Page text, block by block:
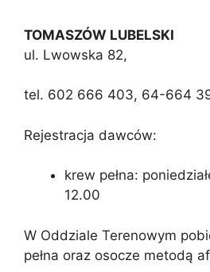
TOMASZÓW LUBELSKI
ul. Lwowska 82,
tel. 602 666 403, 64-664
Rejestracja dawców:
krew pełna:
12.00
W Oddziale Terenowym
pełna oraz osocze metodą